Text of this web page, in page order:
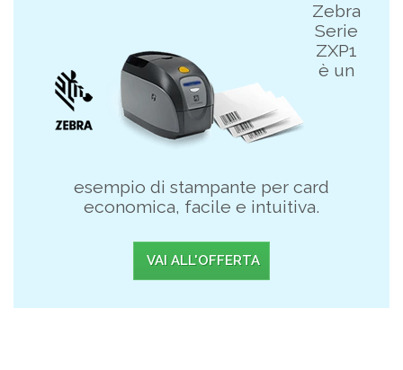
Zebra
Serie
ZXP1
è un
esempio di stampante per card
economica, facile e intuitiva.
VAI ALL'OFFERTA